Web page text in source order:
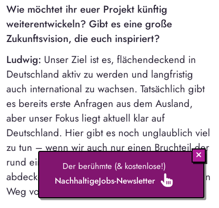
Wie möchtet ihr euer Projekt künftig
weiterentwickeln? Gibt es eine große
Zukunftsvision, die euch inspiriert?
Ludwig: Unser Ziel ist es, flächendeckend in
Deutschland aktiv zu werden und langfristig
auch international zu wachsen. Tatsächlich gibt
es bereits erste Anfragen aus dem Ausland,
aber unser Fokus liegt aktuell klar auf
Deutschland. Hier gibt es noch unglaublich viel
zu tun – wenn wir auch nur einen Bruchteil der
rund eine Million Ausfallstunden pro Woche
abdecken wollen, haben wir noch einen langen
Weg vor uns. Doch genau das treibt uns an.
Der berühmte (& kostenlose!)
NachhaltigeJobs-Newsletter